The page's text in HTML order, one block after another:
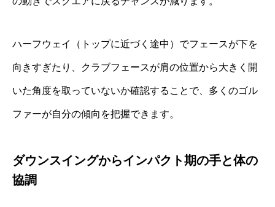
ハーフウェイ（トップに近づく途中）でフェースが下を
向きすぎたり、クラブフェースが肩の位置から大きく開
いた角度を取っていないか確認することで、多くのゴル
ファーが自分の傾向を把握できます。
ダウンスイングからインパクト期の手と体の
協調